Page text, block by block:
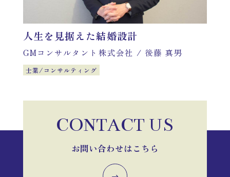
人生を見据えた結婚設計
GMコンサルタント株式会社 / 後藤 真男
士業/コンサルティング
CONTACT US
お問い合わせはこちら